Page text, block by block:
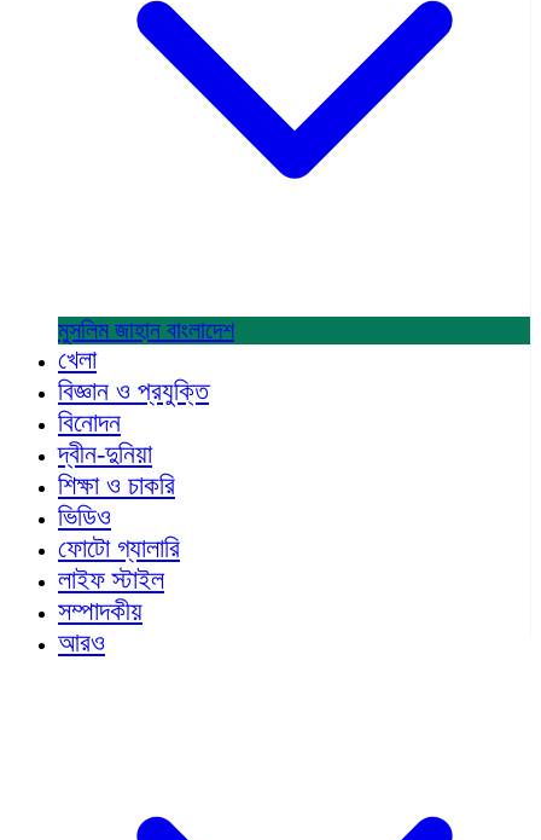
মুসলিম জাহান বাংলাদেশ
খেলা
বিজ্ঞান ও প্রযুক্তি
বিনোদন
দ্বীন-দুনিয়া
শিক্ষা ও চাকরি
ভিডিও
ফোটো গ্যালারি
লাইফ স্টাইল
সম্পাদকীয়
আরও